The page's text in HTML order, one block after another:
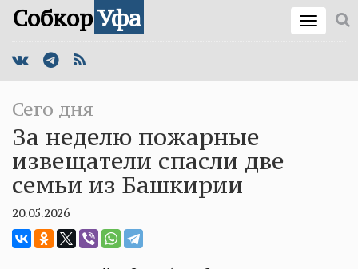
СобкорУфа
Сего дня
За неделю пожарные
извещатели спасли две
семьи из Башкирии
20.05.2026